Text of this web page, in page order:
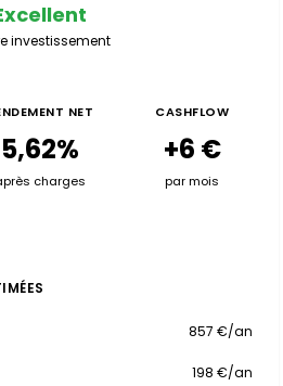
investissement
NET
5,62%
charges
CASHFLOW
+6 €
par mois
857 €/an
198 €/an